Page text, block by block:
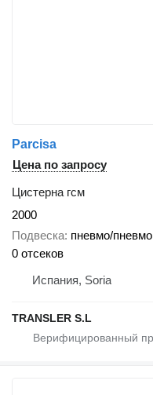
Parcisa
Цена по запросу
Цистерна гсм
2000
Подвеска пневмо/пневмо
0 отсеков
Испания, Soria
TRANSLER S.L